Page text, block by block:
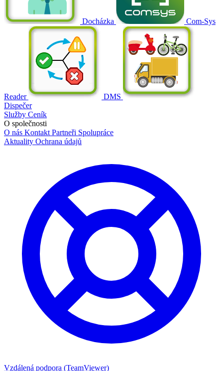
Docházka Com-Sys
Reader
DMS
Dispečer
Služby Ceník
O společnosti
O nás Kontakt Partneři Spolupráce
Aktuality Ochrana údajů
Vzdálená podpora (TeamViewer)